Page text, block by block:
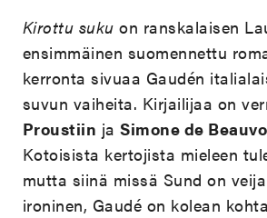
Kirottu suku on ranskalaisen
ensimmäinen suomennettu
kerronta sivuaa Gaudén
suvun vaiheita. Kirjailijaa on
Proustiin jaSimone de
Kotoisista kertojista mieleen
mutta siinä missä Sund on
ironinen, Gaudé on kolean